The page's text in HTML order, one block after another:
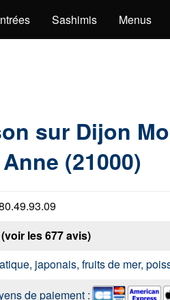
Sashimis Menus
sur Dijon
(21000)
les 677 avis)
japonais, fruits de mer,
de paiement :